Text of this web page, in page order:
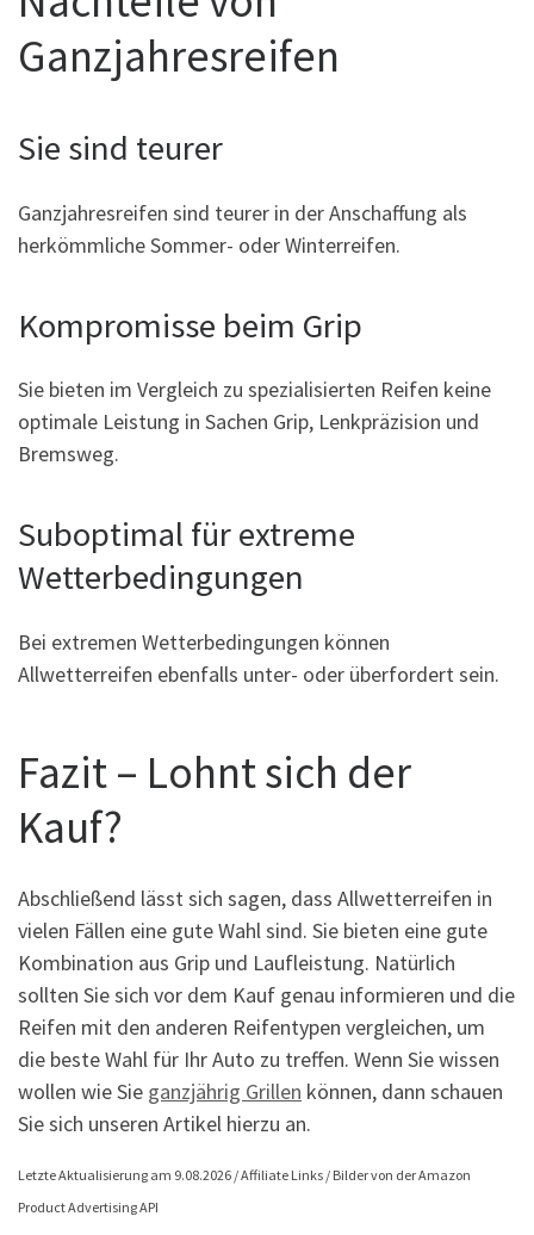
Ganzjahresreifen
Sie sind teurer
Ganzjahresreifen sind teurer in der Anschaffung als
herkömmliche Sommer- oder Winterreifen.
Kompromisse beim Grip
Sie bieten im Vergleich zu spezialisierten Reifen keine
optimale Leistung in Sachen Grip, Lenkpräzision und
Bremsweg.
Suboptimal für extreme
Wetterbedingungen
Bei extremen Wetterbedingungen können
Allwetterreifen ebenfalls unter- oder überfordert sein.
Fazit – Lohnt sich der
Kauf?
Abschließend lässt sich sagen, dass Allwetterreifen in
vielen Fällen eine gute Wahl sind. Sie bieten eine gute
Kombination aus Grip und Laufleistung. Natürlich
sollten Sie sich vor dem Kauf genau informieren und die
Reifen mit den anderen Reifentypen vergleichen, um
die beste Wahl für Ihr Auto zu treffen. Wenn Sie wissen
wollen wie Sie ganzjährig Grillen können, dann schauen
Sie sich unseren Artikel hierzu an.
Letzte Aktualisierung am 9.08.2026 / Affiliate Links / Bilder von der Amazon
Product Advertising API